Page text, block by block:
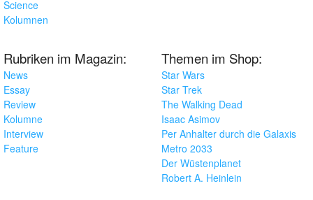
Science
Kolumnen
Rubriken im Magazin:
News
Essay
Review
Kolumne
Interview
Feature
Themen im Shop:
Star Wars
Star Trek
The Walking Dead
Isaac Asimov
Per Anhalter durch die Galaxis
Metro 2033
Der Wüstenplanet
Robert A. Heinlein